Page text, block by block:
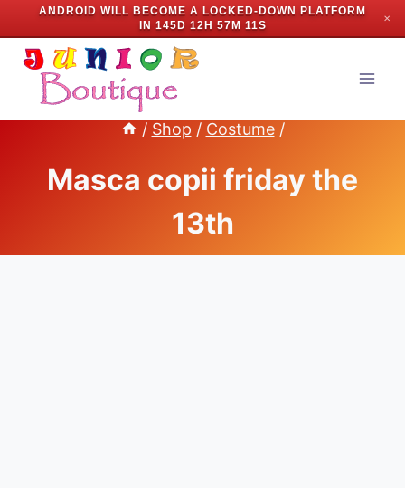
ANDROID WILL BECOME A LOCKED-DOWN PLATFORM
IN 145D 12H 57M 10S
✕
Skip
content
/ Shop / Costume /
Masca copii friday the
13th